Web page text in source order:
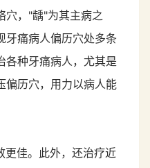
穴，"龋"为其主病之
牙痛病人偏历穴处多条
各种牙痛病人，尤其是
偏历穴，用力以病人能
佳。此外，还治疗近